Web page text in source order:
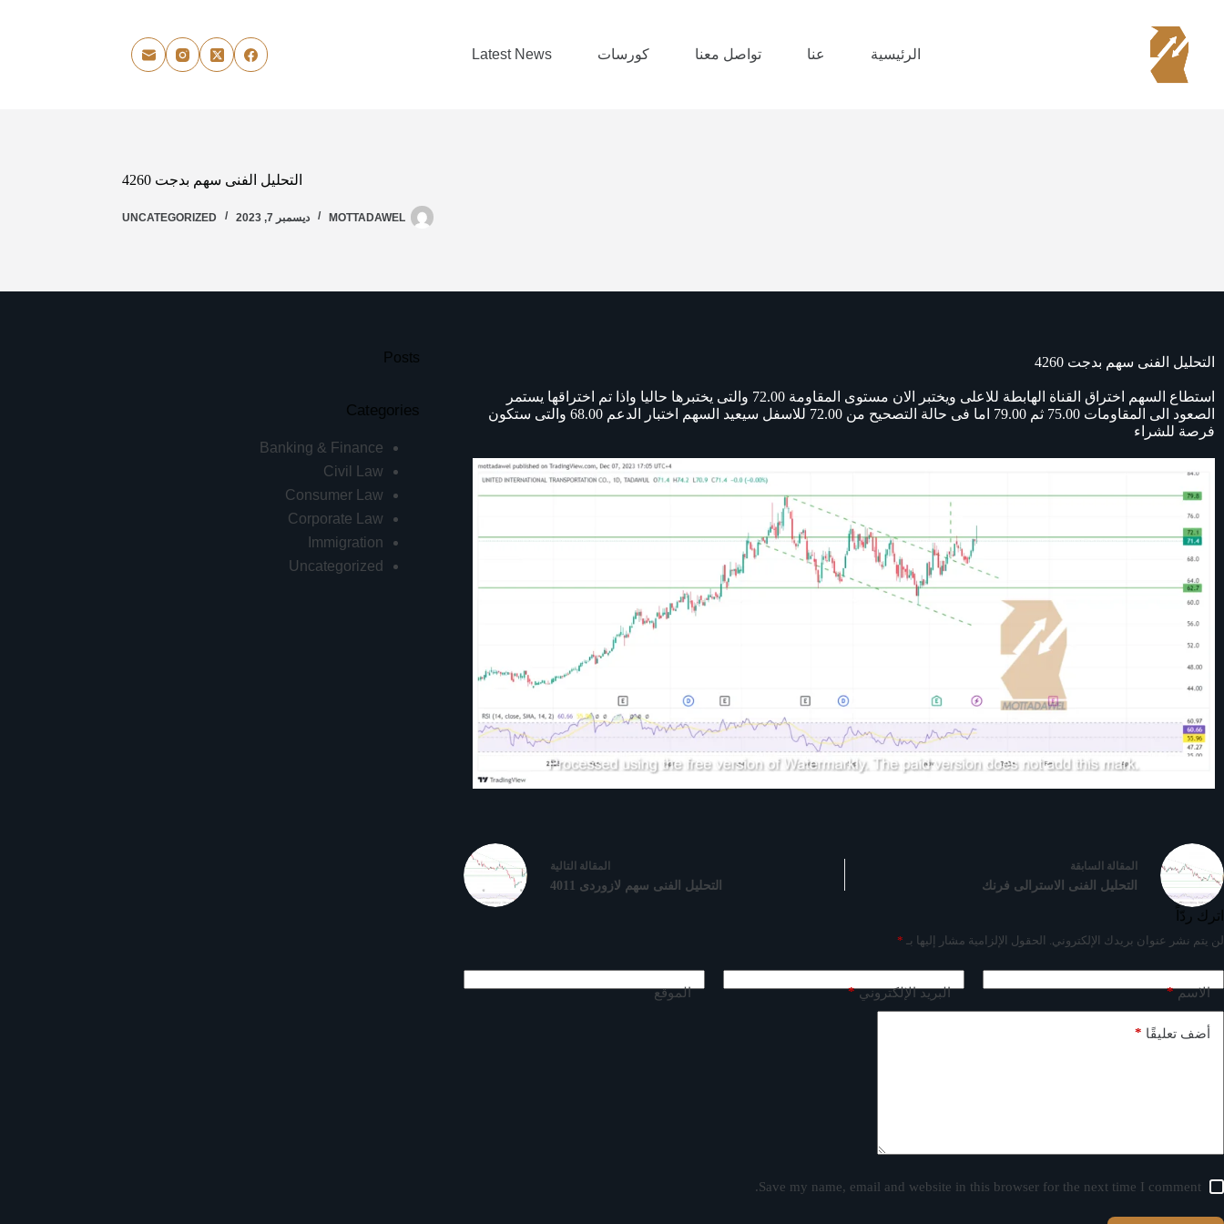
الرئيسية عنا تواصل معنا كورسات Latest News
التحليل الفنى سهم بدجت 4260
MOTTADAWEL ديسمبر 7, 2023 UNCATEGORIZED
التحليل الفنى سهم بدجت 4260
استطاع السهم اختراق القناة الهابطة للاعلى ويختبر الان مستوى المقاومة 72.00 والتى يختبرها حاليا واذا تم اختراقها يستمر
الصعود الى المقاومات 75.00 ثم 79.00 اما فى حالة التصحيح من 72.00 للاسفل سيعيد السهم اختبار الدعم 68.00 والتى ستكون
فرصة للشراء
المقالة السابقة
التحليل الفنى الاسترالى فرنك
المقالة التالية
التحليل الفنى سهم لازوردى 4011
اترك ردّاً
لن يتم نشر عنوان بريدك الإلكتروني. الحقول الإلزامية مشار إليها بـ *
الاسم* البريد الإلكتروني* الموقع
أضف تعليقًا *
Save my name, email and website in this browser for the next time I comment.
Posts
Categories
Banking & Finance
Civil Law
Consumer Law
Corporate Law
Immigration
Uncategorized